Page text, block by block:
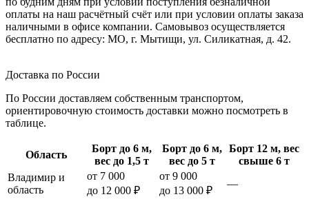
оплаты на наш расчётный счёт или при условии оплаты заказа
наличными в офисе компании. Самовывоз осуществляется
бесплатно по адресу: МО, г. Мытищи, ул. Силикатная, д. 42.
Доставка по России
По России доставляем собственным транспортом,
ориентировочную стоимость доставки можно посмотреть в
таблице.
Область
Борт до 6 м,
вес до 1,5 т
Борт до 6 м,
вес до 5 т
Борт 12 м, вес
свыше 6 т
Владимир и
область
от 7 000
до 12 000 ₽
от 9 000
до 13 000 ₽
—